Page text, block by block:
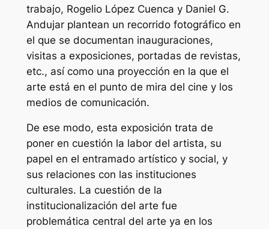
trabajo, Rogelio López Cuenca y Daniel G.
Andujar plantean un recorrido fotográfico en
el que se documentan inauguraciones,
visitas a exposiciones, portadas de revistas,
etc., así como una proyección en la que el
arte está en el punto de mira del cine y los
medios de comunicación.
De ese modo, esta exposición trata de
poner en cuestión la labor del artista, su
papel en el entramado artístico y social, y
sus relaciones con las instituciones
culturales. La cuestión de la
institucionalización del arte fue
problemática central del arte ya en los